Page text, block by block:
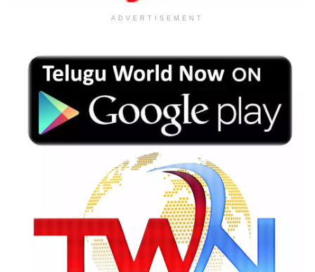
ADVERTISEMENT